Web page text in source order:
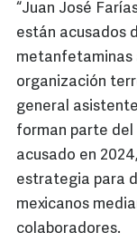
“Juan José
están acusados
metanfetaminas
organización
general
forman parte del
acusado en
estrategia para
mexicanos
colaboradores.